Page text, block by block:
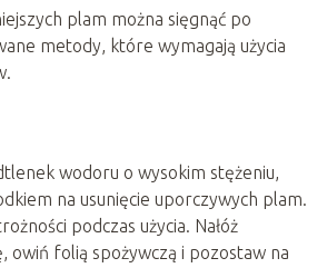
plam można sięgnąć po
metody, które wymagają użycia
wodoru o wysokim stężeniu,
na usunięcie uporczywych plam.
podczas użycia. Nałóż
owiń folią spożywczą i pozostaw na